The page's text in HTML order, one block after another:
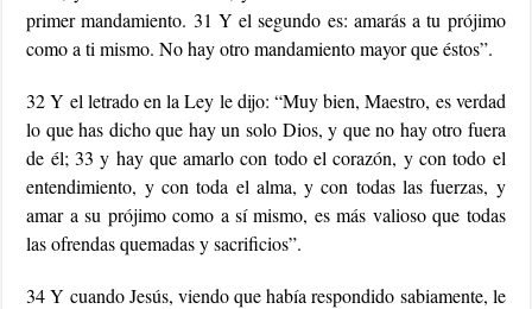
primer mandamiento. 31 Y el segundo es: amarás a tu prójimo
como a ti mismo. No hay otro mandamiento mayor que éstos”.
32 Y el letrado en la Ley le dijo: “Muy bien, Maestro, es verdad
lo que has dicho que hay un solo Dios, y que no hay otro fuera
de él; 33 y hay que amarlo con todo el corazón, y con todo el
entendimiento, y con toda el alma, y ​​con todas las fuerzas, y
amar a su prójimo como a sí mismo, es más valioso que todas
las ofrendas quemadas y sacrificios”.
34 Y cuando Jesús, viendo que había respondido sabiamente, le